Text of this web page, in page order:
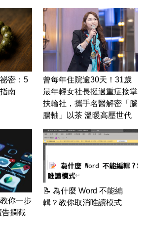
密：5
南
曾每年住院逾30天！31歲
最年輕女社長挺過重症接掌
扶輪社，攜手名醫解密「腦
腸軸」以茶 溫暖高壓世代
你一步
告攔截
📝 為什麼 Word 不能編
輯？教你取消唯讀模式